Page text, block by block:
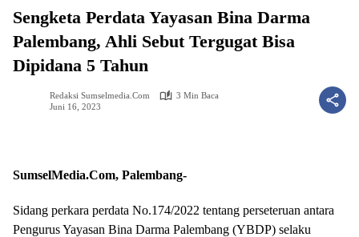
Sengketa Perdata Yayasan Bina Darma
Palembang, Ahli Sebut Tergugat Bisa
Dipidana 5 Tahun
Redaksi Sumselmedia.com
3 Min Baca
Juni 16, 2023
SumselMedia.Com, Palembang-
Sidang perkara perdata No.174/2022 tentang perseteruan antara
Pengurus Yayasan Bina Darma Palembang (YBDP) selaku